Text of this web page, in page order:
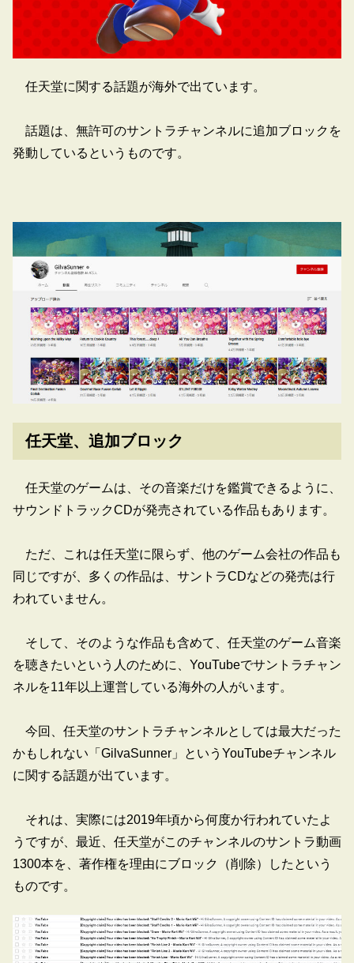
任天堂に関する話題が海外で出ています。
話題は、無許可のサントラチャンネルに追加ブロックを
発動しているというものです。
任天堂、追加ブロック
任天堂のゲームは、その音楽だけを鑑賞できるように、
サウンドトラックCDが発売されている作品もあります。
ただ、これは任天堂に限らず、他のゲーム会社の作品も
同じですが、多くの作品は、サントラCDなどの発売は行
われていません。
そして、そのような作品も含めて、任天堂のゲーム音楽
を聴きたいという人のために、YouTubeでサントラチャン
ネルを11年以上運営している海外の人がいます。
今回、任天堂のサントラチャンネルとしては最大だった
かもしれない「GilvaSunner」というYouTubeチャンネル
に関する話題が出ています。
それは、実際には2019年頃から何度か行われていたよ
うですが、最近、任天堂がこのチャンネルのサントラ動画
1300本を、著作権を理由にブロック（削除）したという
ものです。